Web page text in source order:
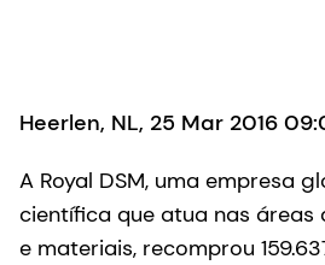
Heerlen, NL, 25 Mar 2016
A Royal DSM, uma empresa
científica que atua nas áreas
e materiais, recomprou